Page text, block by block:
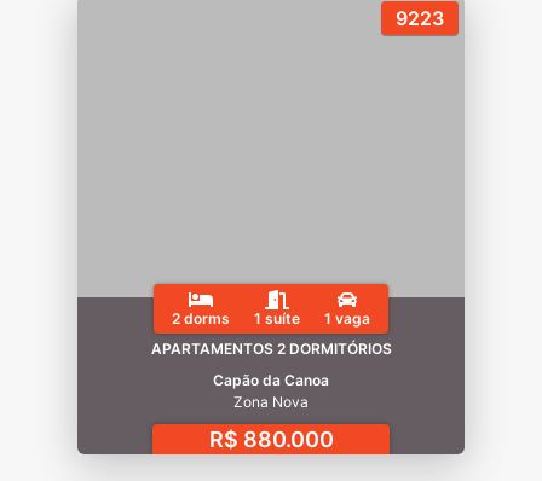
9223
2 dorms 1 suíte
1 vaga
APARTAMENTOS 2 DORMITÓRIOS
Capão da Canoa
Zona Nova
R$ 880.000